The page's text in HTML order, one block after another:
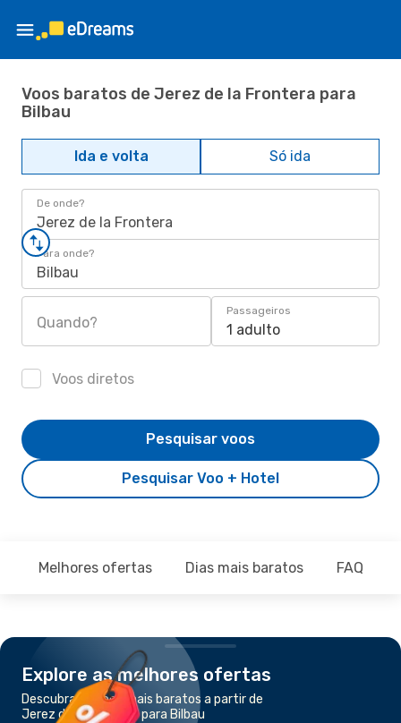
Voos baratos de Jerez de la Frontera para
Bilbau
Ida e volta Só ida
De onde?
Jerez de la Frontera
Para onde?
Bilbau
Quando?
Passageiros
1 adulto
Voos diretos
Pesquisar Voo + Hotel
Pesquisar voos
Melhores ofertas Dias mais baratos FAQ
Explore as melhores ofertas
Descubra os voos mais baratos a partir de
Jerez de la Frontera para Bilbau